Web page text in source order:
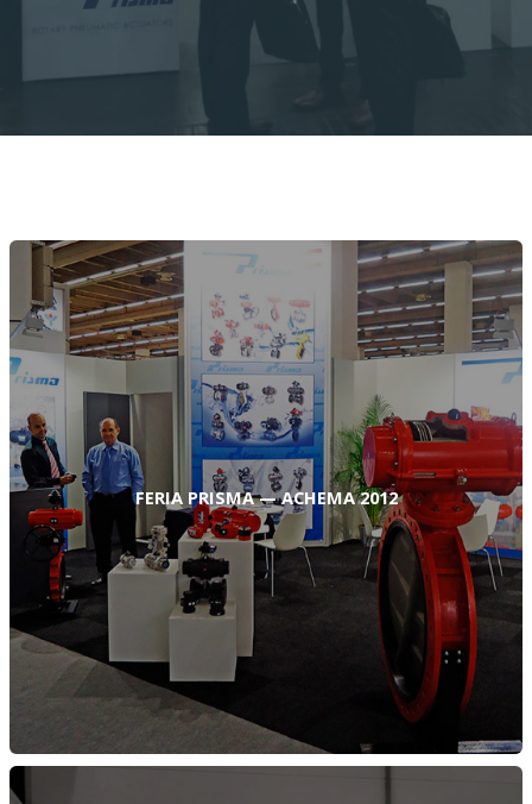
FERIA PRISMA — ACHEMA 2012